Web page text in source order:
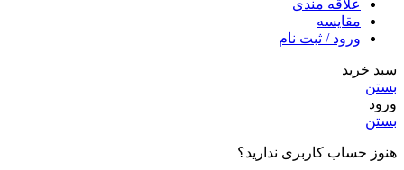
علاقه مندی
مقایسه
ورود / ثبت نام
سبد خرید
بستن
ورود
بستن
هنوز حساب کاربری ندارید؟